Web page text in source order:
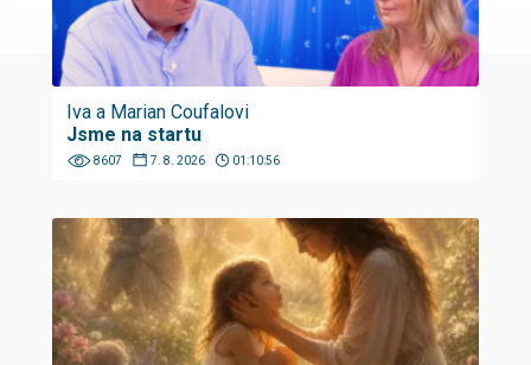
Iva a Marian Coufalovi
Jsme na startu
8607 7. 8. 2026 01:10:56